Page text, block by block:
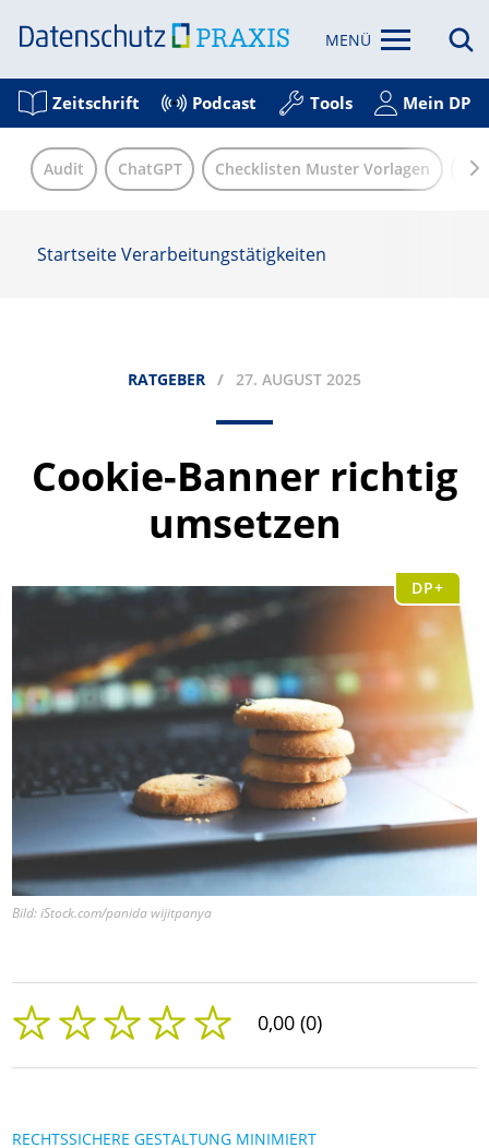
MENÜ
Zeitschrift Podcast Tools Mein DP
Audit ChatGPT Checklisten Muster Vorlagen
StartseiteVerarbeitungstätigkeiten
RATGEBER 27. AUGUST 2025
Cookie-Banner richtig
umsetzen
DP+
Bild: iStock.com/panida wijitpanya
0,00 (0)
RECHTSSICHERE GESTALTUNG MINIMIERT